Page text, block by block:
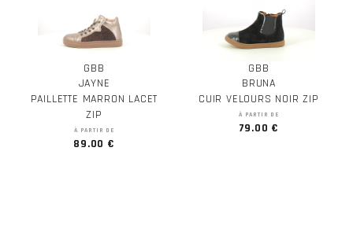
GBB
JAYNE
PAILLETTE MARRON LACET
ZIP
À PARTIR DE
89.00 €
GBB
BRUNA
CUIR VELOURS NOIR ZIP
À PARTIR DE
79.00 €